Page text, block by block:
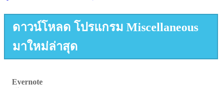
ดาวน์โหลด โปรแกรม Miscellaneous
มาใหม่ล่าสุด
Evernote